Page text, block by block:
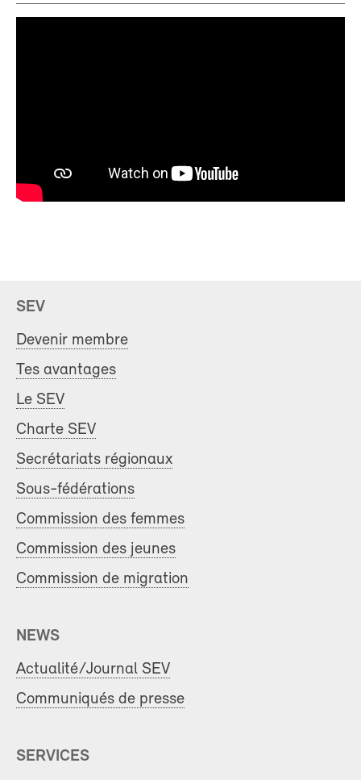
SEV
Devenir membre
Tes avantages
Le SEV
Charte SEV
Secrétariats régionaux
Sous-fédérations
Commission des femmes
Commission des jeunes
Commission de migration
NEWS
Actualité/Journal SEV
Communiqués de presse
SERVICES